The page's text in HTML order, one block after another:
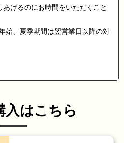
げるのにお時間をいただくこと
始、夏季期間は翌営業日以降の対
入はこちら